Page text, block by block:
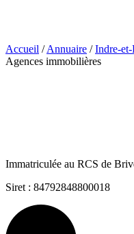
Accueil / Annuaire / Indre-
Agences immobilières
Immatriculée au RCS de
Siret : 84792848800018